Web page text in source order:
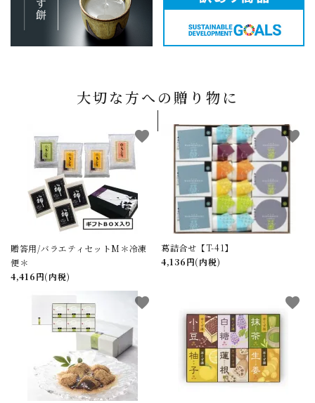
大切な方への贈り物に
贈答用/バラエティセットM＊冷凍
便＊
4,416円(内税)
favorite
葛詰合せ【T-41】
4,136円(内税)
favorite
favorite favorite